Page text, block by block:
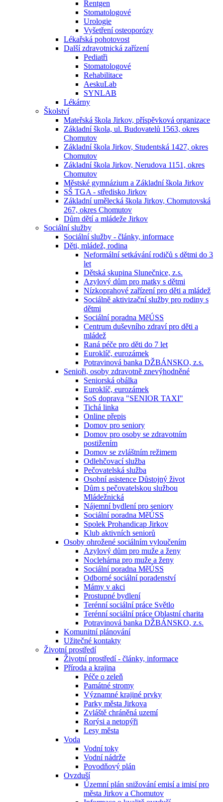
Rentgen
Stomatologové
Urologie
Vyšetření osteoporózy
Lékařská pohotovost
Další zdravotnická zařízení
Pediatři
Stomatologové
Rehabilitace
AeskuLab
SYNLAB
Lékárny
Školství
Mateřská škola Jirkov, příspěvková organizace
Základní škola, ul. Budovatelů 1563, okres
Chomutov
Základní škola Jirkov, Studentská 1427, okres
Chomutov
Základní škola Jirkov, Nerudova 1151, okres
Chomutov
Městské gymnázium a Základní škola Jirkov
SŠ TGA - středisko Jirkov
Základní umělecká škola Jirkov, Chomutovská
267, okres Chomutov
Dům dětí a mládeže Jirkov
Sociální služby
Sociální služby - články, informace
Děti, mládež, rodina
Neformální setkávání rodičů s dětmi do 3
let
Dětská skupina Slunečnice, z.s.
Azylový dům pro matky s dětmi
Nízkoprahové zařízení pro děti a mládež
Sociálně aktivizační služby pro rodiny s
dětmi
Sociální poradna MěÚSS
Centrum duševního zdraví pro děti a
mládež
Raná péče pro děti do 7 let
Euroklíč, eurozámek
Potravinová banka DŽBÁNSKO, z.s.
Senioři, osoby zdravotně znevýhodněné
Seniorská obálka
Euroklíč, eurozámek
SoS doprava "SENIOR TAXI"
Tichá linka
Online přepis
Domov pro seniory
Domov pro osoby se zdravotním
postižením
Domov se zvláštním režimem
Odlehčovací služba
Pečovatelská služba
Osobní asistence Důstojný život
Dům s pečovatelskou službou
Mládežnická
Nájemní bydlení pro seniory
Sociální poradna MěÚSS
Spolek Prohandicap Jirkov
Klub aktivních seniorů
Osoby ohrožené sociálním vyloučením
Azylový dům pro muže a ženy
Noclehárna pro muže a ženy
Sociální poradna MěÚSS
Odborné sociální poradenství
Mámy v akci
Prostupné bydlení
Terénní sociální práce Světlo
Terénní sociální práce Oblastní charita
Potravinová banka DŽBÁNSKO, z.s.
Komunitní plánování
Užitečné kontakty
Životní prostředí
Životní prostředí - články, informace
Příroda a krajina
Péče o zeleň
Památné stromy
Významné krajiné prvky
Parky města Jirkova
Zvláště chráněná uzemí
Rorýsi a netopýři
Lesy města
Voda
Vodní toky
Vodní nádrže
Povodňový plán
Ovzduší
Územní plán snižování emisí a imisí pro
města Jirkov a Chomutov